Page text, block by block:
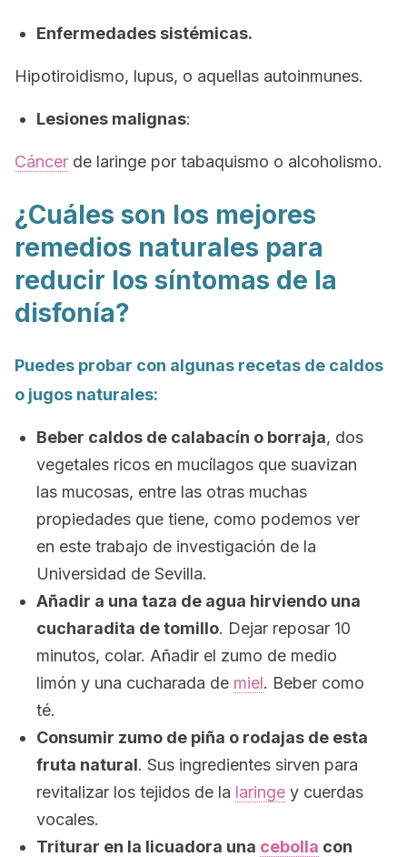
Enfermedades sistémicas.
Hipotiroidismo, lupus, o aquellas autoinmunes.
Lesiones malignas:
Cáncer de laringe por tabaquismo o alcoholismo.
¿Cuáles son los mejores
remedios naturales para
reducir los síntomas de la
disfonía?
Puedes probar con algunas recetas de caldos
o jugos naturales:
Beber caldos de calabacín o borraja, dos
vegetales ricos en mucílagos que suavizan
las mucosas, entre las otras muchas
propiedades que tiene, como podemos ver
en este trabajo de investigación de la
Universidad de Sevilla.
Añadir a una taza de agua hirviendo una
cucharadita de tomillo. Dejar reposar 10
minutos, colar. Añadir el zumo de medio
limón y una cucharada de miel. Beber como
té.
Consumir zumo de piña o rodajas de esta
fruta natural. Sus ingredientes sirven para
revitalizar los tejidos de la laringe y cuerdas
vocales.
Triturar en la licuadora una cebolla con